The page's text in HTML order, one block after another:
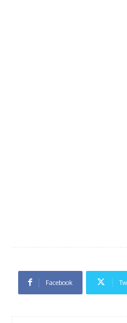
Facebook